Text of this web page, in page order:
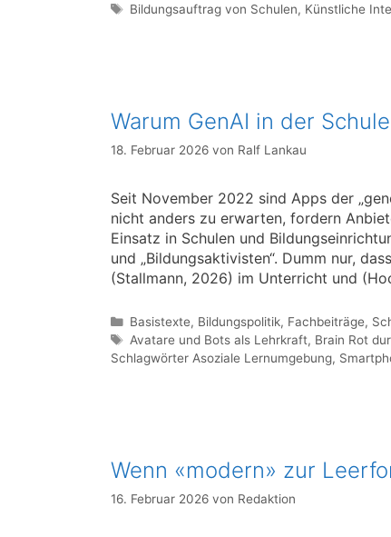
Schlagwörter
Bildungsauftrag von Schulen, Künstliche
Warum GenAI in der
18. Februar 2026 von Ralf Lankau
Seit November 2022 sind Apps der
nicht anders zu erwarten, fordern
Einsatz in Schulen und
und „Bildungsaktivisten“. Dumm nur,
(Stallmann, 2026) im Unterricht und
Kategorien
Basistexte, Bildungspolitik, Fachbeiträge,
Schlagwörter
Avatare und Bots als Lehrkraft, Brain Rot
Schlagwörter Asoziale Lernumgebung,
Wenn «modern» zur
16. Februar 2026 von Redaktion